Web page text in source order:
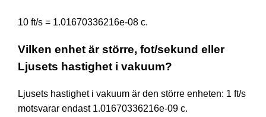
10 ft/s = 1.01670336216e-08 c.
Vilken enhet är större, fot/sekund eller
Ljusets hastighet i vakuum?
Ljusets hastighet i vakuum är den större enheten: 1 ft/s
motsvarar endast 1.01670336216e-09 c.